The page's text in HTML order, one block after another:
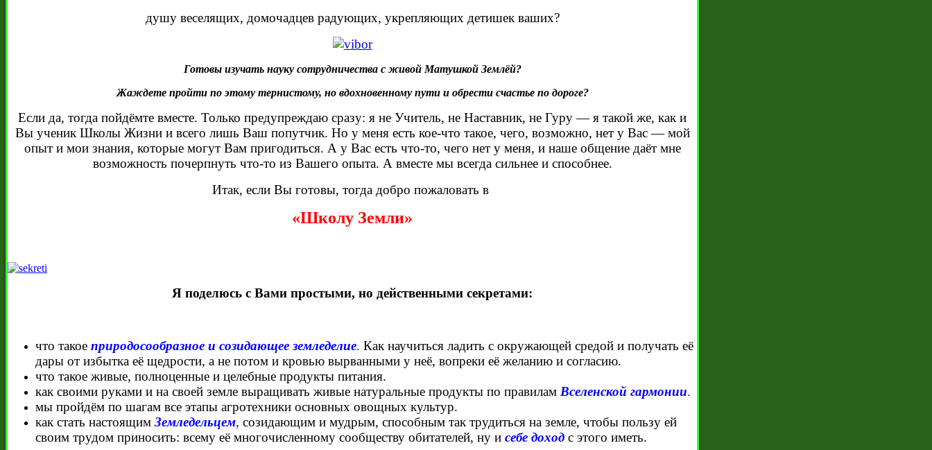
душу веселящих, домочадцев радующих, укрепляющих детишек ваших?
Готовы изучать науку сотрудничества с живой Матушкой Землёй?
Жаждете пройти по этому тернистому, но вдохновенному пути и обрести счастье по дороге?
Если да, тогда пойдёмте вместе. Только предупреждаю сразу: я не Учитель, не Наставник, не Гуру — я такой же, как и
Вы ученик Школы Жизни и всего лишь Ваш попутчик. Но у меня есть кое-что такое, чего, возможно, нет у Вас — мой
опыт и мои знания, которые могут Вам пригодиться. А у Вас есть что-то, чего нет у меня, и наше общение даёт мне
возможность почерпнуть что-то из Вашего опыта. А вместе мы всегда сильнее и способнее.
Итак, если Вы готовы, тогда добро пожаловать в
«Школу Земли»
Я поделюсь с Вами простыми, но действенными секретами:
что такое природосообразное и созидающее земледелие. Как научиться ладить с окружающей средой и получать её
дары от избытка её щедрости, а не потом и кровью вырванными у неё, вопреки её желанию и согласию.
что такое живые, полноценные и целебные продукты питания.
как своими руками и на своей земле выращивать живые натуральные продукты по правилам Вселенской гармонии.
мы пройдём по шагам все этапы агротехники основных овощных культур.
как стать настоящим Земледельцем, созидающим и мудрым, способным так трудиться на земле, чтобы пользу ей
своим трудом приносить: всему её многочисленному сообществу обитателей, ну и себе доход с этого иметь.